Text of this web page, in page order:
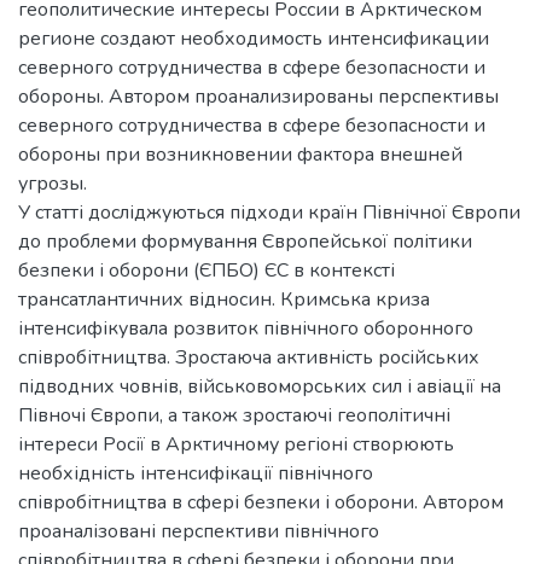
геополитические интересы России в Арктическом
регионе создают необходимость интенсификации
северного сотрудничества в сфере безопасности и
обороны. Автором проанализированы перспективы
северного сотрудничества в сфере безопасности и
обороны при возникновении фактора внешней
угрозы.
У статті досліджуються підходи країн Північної Європи
до проблеми формування Європейської політики
безпеки і оборони (ЄПБО) ЄС в контексті
трансатлантичних відносин. Кримська криза
інтенсифікувала розвиток північного оборонного
співробітництва. Зростаюча активність російських
підводних човнів, військовоморських сил і авіації на
Півночі Європи, а також зростаючі геополітичні
інтереси Росії в Арктичному регіоні створюють
необхідність інтенсифікації північного
співробітництва в сфері безпеки і оборони. Автором
проаналізовані перспективи північного